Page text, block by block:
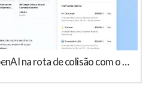
Mais um passo da OpenAI na rota de colisão com o Google